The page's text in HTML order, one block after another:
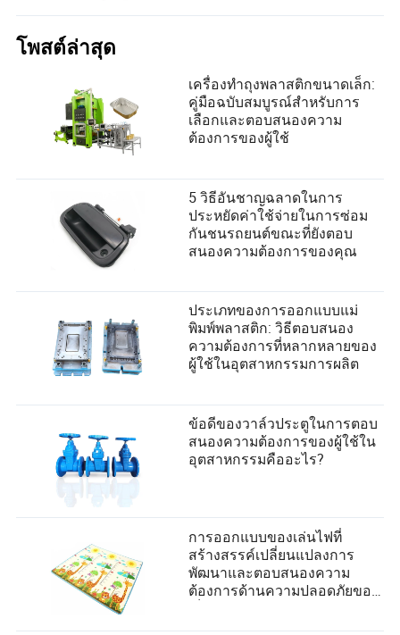
โพสต์ล่าสุด
เครื่องทำถุงพลาสติกขนาดเล็ก:
คู่มือฉบับสมบูรณ์สำหรับการ
เลือกและตอบสนองความ
ต้องการของผู้ใช้
5 วิธีอันชาญฉลาดในการ
ประหยัดค่าใช้จ่ายในการซ่อม
กันชนรถยนต์ขณะที่ยังตอบ
สนองความต้องการของคุณ
ประเภทของการออกแบบแม่
พิมพ์พลาสติก: วิธีตอบสนอง
ความต้องการที่หลากหลายของ
ผู้ใช้ในอุตสาหกรรมการผลิต
ข้อดีของวาล์วประตูในการตอบ
สนองความต้องการของผู้ใช้ใน
อุตสาหกรรมคืออะไร?
การออกแบบของเล่นไฟที่
สร้างสรรค์เปลี่ยนแปลงการ
พัฒนาและตอบสนองความ
ต้องการด้านความปลอดภัยของ